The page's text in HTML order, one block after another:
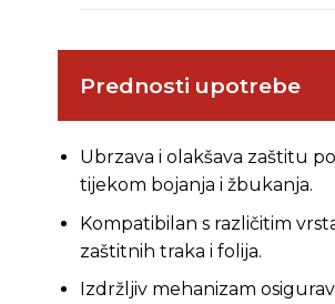
Prednosti upotrebe
Ubrzava i olakšava zaštitu
tijekom bojanja i žbukanja.
Kompatibilan s različitim
zaštitnih traka i folija.
Izdržljiv mehanizam